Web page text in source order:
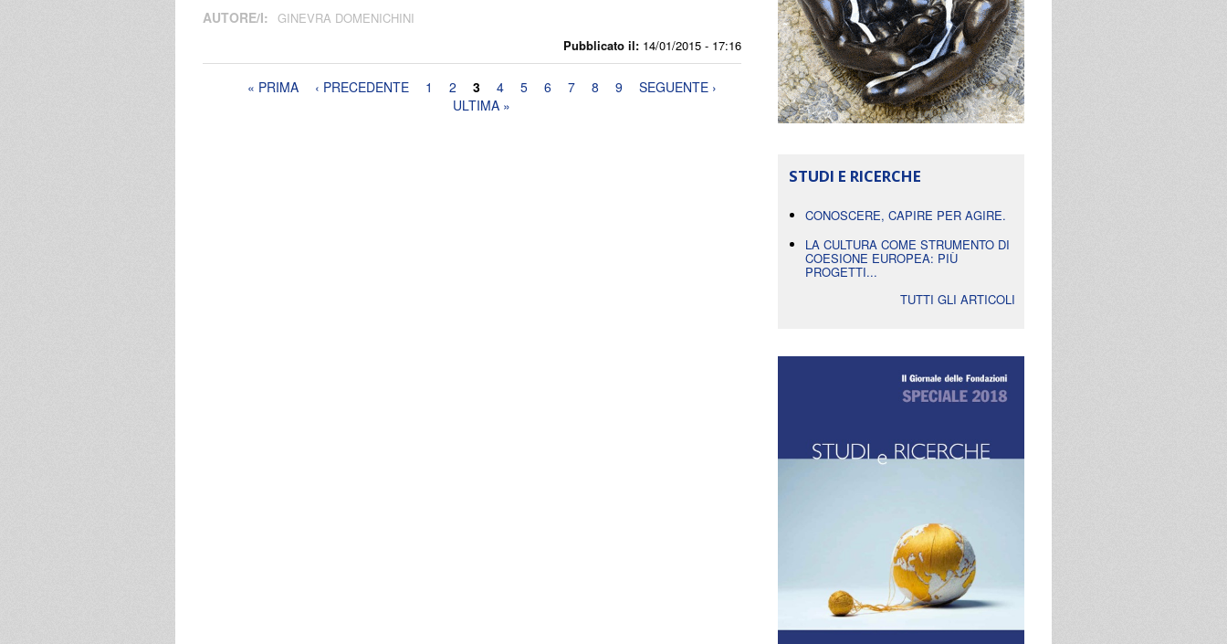
Pubblicato il: 14/01/2015 - 17:16
AUTORE/I: GINEVRA DOMENICHINI
Pagine« PRIMA ‹ PRECEDENTE 1 2 3 4 5 6 7 8 9
SEGUENTE ›
ULTIMA »
STUDI E RICERCHE
CONOSCERE, CAPIRE PER AGIRE.
LA CULTURA COME STRUMENTO DI
COESIONE EUROPEA: PIÙ
PROGETTI...
TUTTI GLI ARTICOLI